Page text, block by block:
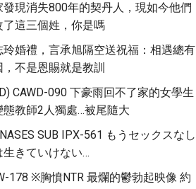
發現消失800年的契丹人，現如今他們
了這三個姓，你是嗎
玲婚禮，言承旭隔空送祝福：相遇總有
，不是恩賜就是教訓
CAWD-090 下豪雨回不了家的女學生
態教師2人獨處…被尾隨大
SUB IPX-561 もうセックスなし
生きていけない…
178 ※胸憤NTR 最爛的鬱勃起映像 約